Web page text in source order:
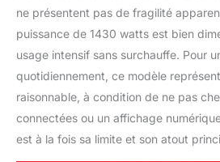
ne présentent pas de fragilité
puissance de 1430 watts est bien
usage intensif sans surchauffe. Pour
quotidiennement, ce modèle
raisonnable, à condition de ne pas
connectées ou un affichage
est à la fois sa limite et son atout